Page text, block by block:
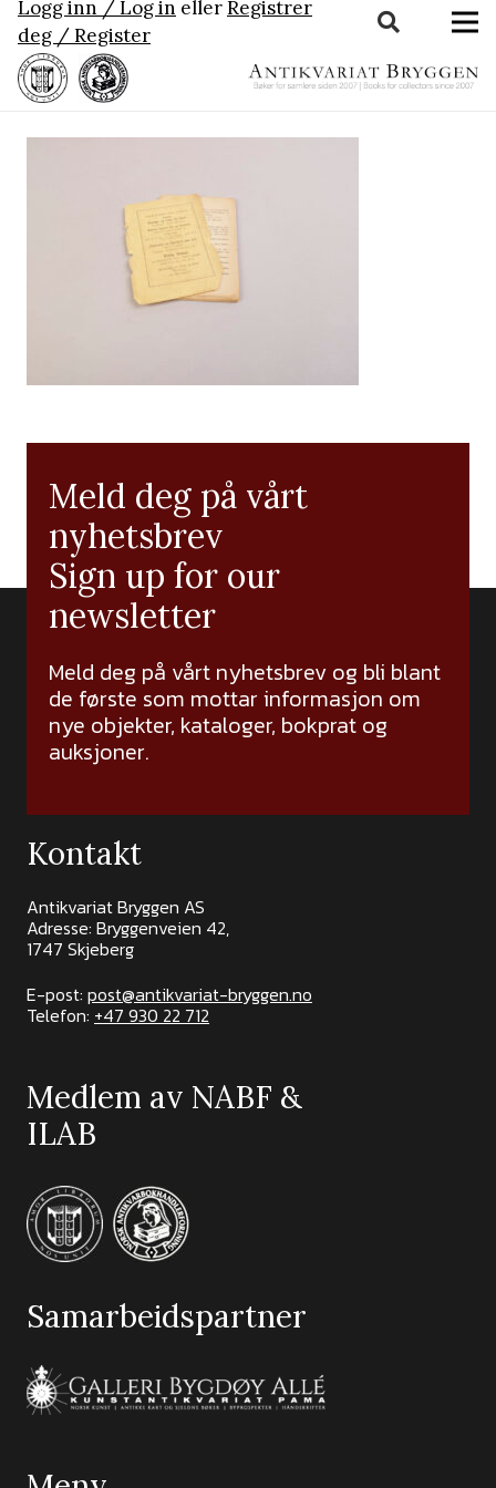
Logg inn / Log in ellerRegistrer
deg / Register
Meld deg på vårt
nyhetsbrev
Sign up for our
newsletter
Meld deg på vårt nyhetsbrev og bli blant
de første som mottar informasjon om
nye objekter, kataloger, bokprat og
auksjoner.
Kontakt
Antikvariat Bryggen AS
Adresse: Bryggenveien 42,
1747 Skjeberg
E-post: post@antikvariat-bryggen.no
Telefon: +47 930 22 712
Medlem av NABF &
ILAB
Samarbeidspartner